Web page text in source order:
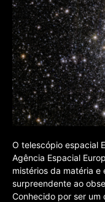
O telescópio espacial
Agência Espacial
mistérios da matéria
surpreendente ao
Conhecido por ser um